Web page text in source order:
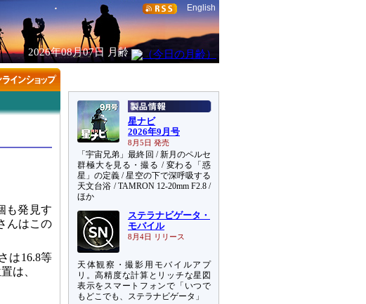
English
2026年08月07日 月齢
も発見す
んはこの
は16.8等
は、
星ナビ
2026年9月号
8月5日 発売
「宇宙兄弟」最終回 / 新月のペルセ
群極大を見る・撮る / 変わる「惑
星」の定義 / 星空の下で深呼吸する
天文台浴 / TAMRON 12-20mm F2.8 /
ほか
ステラナビゲータ・
モバイル
8月4日 リリース
天体観察・撮影用モバイルアプ
リ。高精度な計算とリッチな星図
表示をスマートフォンで「いつで
もどこでも、ステラナビゲータ」